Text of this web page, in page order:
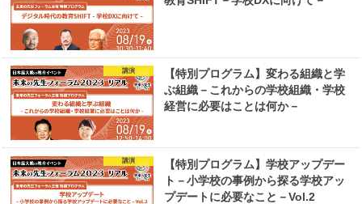
講演
【特別プログラム】変わる組織と学
ぶ組織－これからの学校組織・学校
経営に必要はことは何か－
講演
【特別プログラム】学校アップデー
ト－小学校の事例から探る学校アッ
プデートに必要なこと－Vol.2